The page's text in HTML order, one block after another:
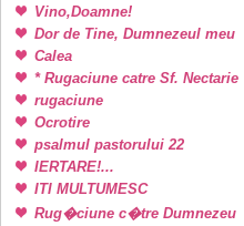
Vino,Doamne!
Dor de Tine, Dumnezeul meu
Calea
* Rugaciune catre Sf. Nectarie
rugaciune
Ocrotire
psalmul pastorului 22
IERTARE!...
ITI MULTUMESC
Rug�ciune c�tre Dumnezeu